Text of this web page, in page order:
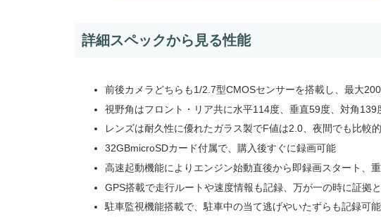
詳細スペックから見る性能
前後カメラどちらも1/2.7型CMOSセンサーを搭載し、最大
視野角はフロント・リア共に水平114度、垂直59度、対角139
レンズは耐久性に優れたガラス製でF値は2.0、夜間でも比較
32GBmicroSDカード付属で、購入後すぐに録画可能
高速起動機能によりエンジン始動直後から即録画スタート、
GPS搭載で走行ルートや速度情報も記録、万が一の時に証拠
駐車監視機能搭載で、駐車中の当て逃げやいたずらも記録可